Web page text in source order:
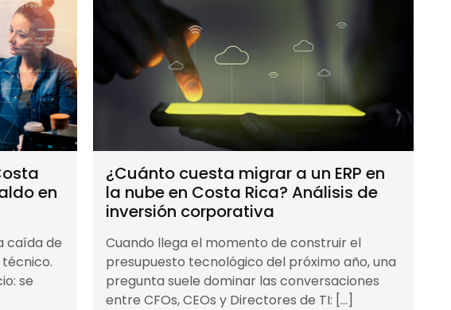
en
caída de
se
¿Cuánto cuesta migrar a un ERP en
la nube en Costa Rica? Análisis de
inversión corporativa
Cuando llega el momento de construir el
presupuesto tecnológico del próximo año, una
pregunta suele dominar las conversaciones
entre CFOs, CEOs y Directores de TI: […]